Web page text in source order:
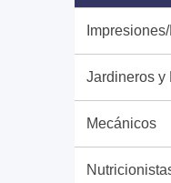
Jardineros y
Mecánicos